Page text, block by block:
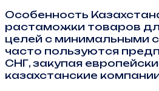
Особенность
растаможки товаров
целей с минимальными
часто пользуются
СНГ, закупая
казахстанские